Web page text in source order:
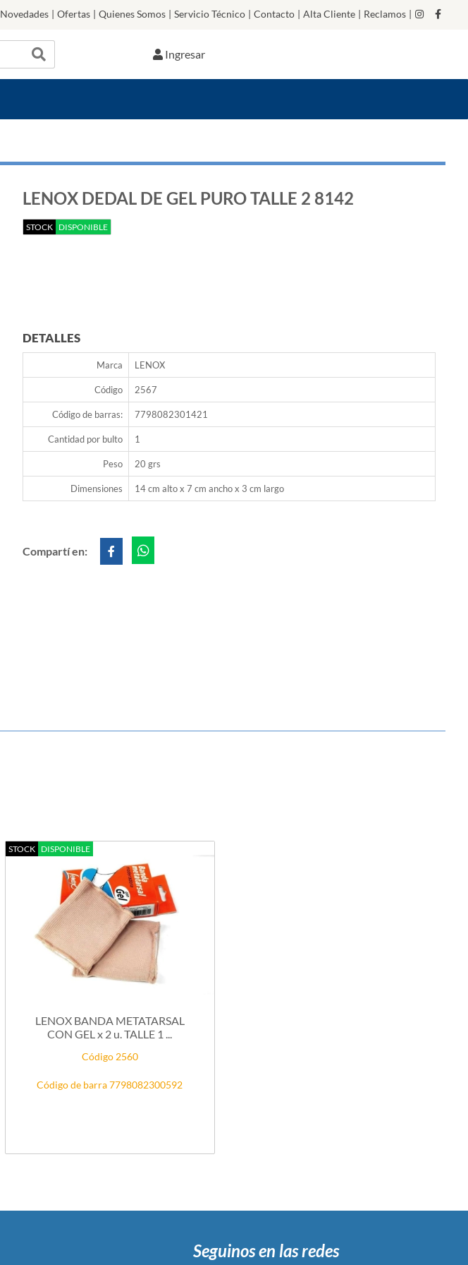
Novedades | Ofertas | Quienes Somos | Servicio Técnico | Contacto | Alta Cliente | Reclamos |
Ingresar
LENOX DEDAL DE GEL PURO TALLE 2 8142
STOCK DISPONIBLE
DETALLES
Marca LENOX
Código 2567
Código de barras: 7798082301421
Cantidad por bulto 1
Peso 20 grs
Dimensiones 14 cm alto x 7 cm ancho x 3 cm largo
Compartí en:
STOCK DISPONIBLE
LENOX BANDA METATARSAL
CON GEL x 2 u. TALLE 1 ...
Código 2560
Código de barra 7798082300592
Seguinos en las redes